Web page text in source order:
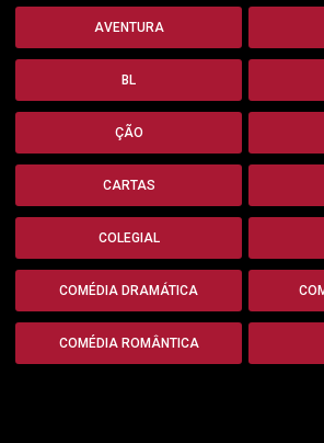
AVENTURA
BL
ÇÃO
CARTAS
COLEGIAL
COMÉDIA DRAMÁTICA
COMÉDIA ROMÂNTICA